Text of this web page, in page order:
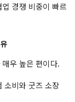
경쟁 비중이 빠르
우 높은 편이다.
소비와 굿즈 소장